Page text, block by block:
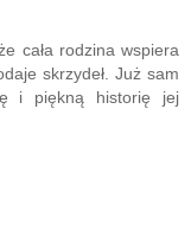
cała rodzina wspiera
skrzydeł. Już sam
i piękną historię jej